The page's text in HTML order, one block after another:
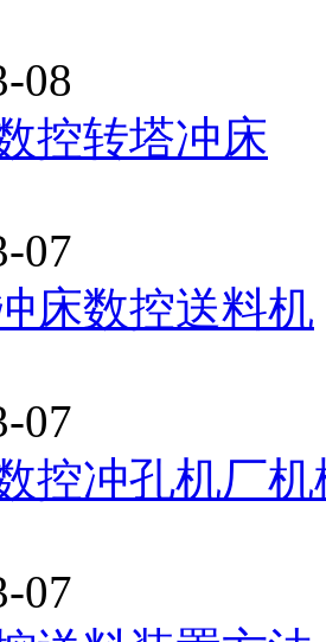
08
控转塔冲床
07
床数控送料机
07
控冲孔机厂
07